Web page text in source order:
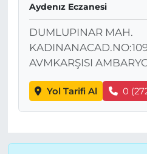
Aydenız Eczanesi
DUMLUPINAR MAH.
AVMKARŞISI
Yol Tarifi Al 0